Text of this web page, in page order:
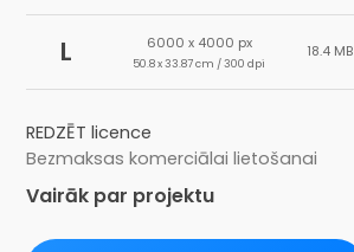
L 6000 x 4000 px
50.8 x 33.87 cm / 300 dpi
18.4 MB
REDZĒT licence
Bezmaksas komerciālai lietošanai
Vairāk par projektu